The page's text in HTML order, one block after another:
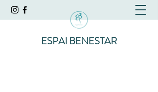
ESPAI BENESTAR